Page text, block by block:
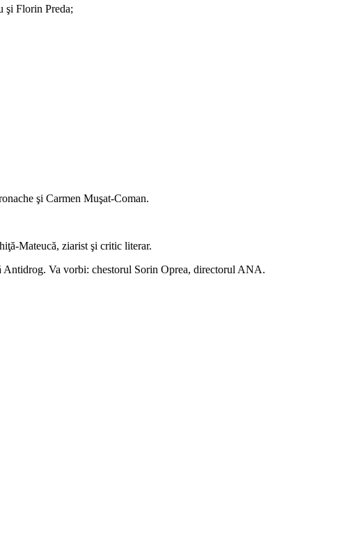
şi Florin Preda;
şi Carmen Muşat-Coman.
Mateucă, ziarist şi critic literar.
Antidrog. Va vorbi: chestorul Sorin Oprea, directorul ANA.